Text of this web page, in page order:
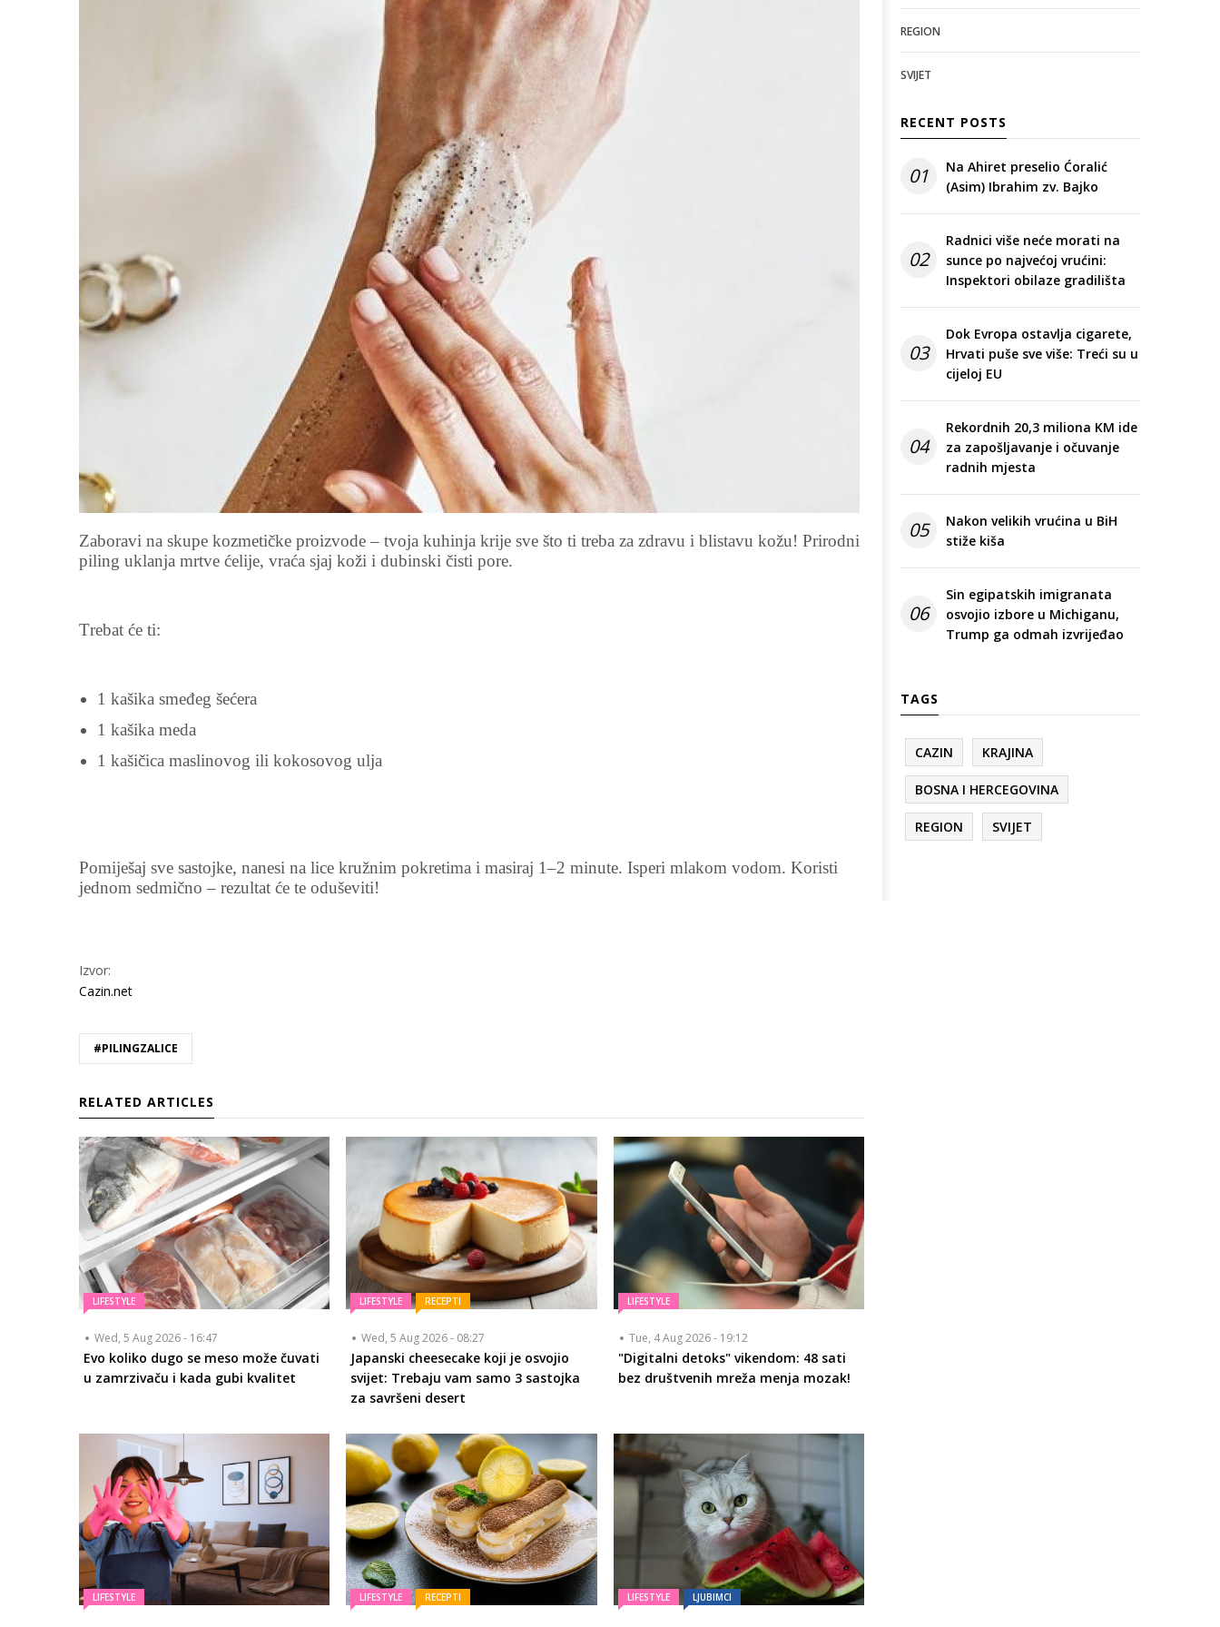
Zaboravi na skupe kozmetičke proizvode – tvoja kuhinja krije sve što ti treba za zdravu i blistavu kožu! Prirodni
piling uklanja mrtve ćelije, vraća sjaj koži i dubinski čisti pore.
Trebat će ti:
1 kašika smeđeg šećera
1 kašika meda
1 kašičica maslinovog ili kokosovog ulja
Pomiješaj sve sastojke, nanesi na lice kružnim pokretima i masiraj 1–2 minute. Isperi mlakom vodom. Koristi
jednom sedmično – rezultat će te oduševiti!
Izvor:
Cazin.net
#PILINGZALICE
RELATED ARTICLES
LIFESTYLE
Wed, 5 Aug 2026 - 16:47
Evo koliko dugo se meso može čuvati
u zamrzivaču i kada gubi kvalitet
LIFESTYLE RECEPTI
Wed, 5 Aug 2026 - 08:27
Japanski cheesecake koji je osvojio
svijet: Trebaju vam samo 3 sastojka
za savršeni desert
LIFESTYLE
Tue, 4 Aug 2026 - 19:12
"Digitalni detoks" vikendom: 48 sati
bez društvenih mreža menja mozak!
LIFESTYLE LIFESTYLE RECEPTI LIFESTYLE LJUBIMCI
REGION
SVIJET
RECENT POSTS
01
Na Ahiret preselio Ćoralić
(Asim) Ibrahim zv. Bajko
02
Radnici više neće morati na
sunce po najvećoj vrućini:
Inspektori obilaze gradilišta
03
Dok Evropa ostavlja cigarete,
Hrvati puše sve više: Treći su u
cijeloj EU
04
Rekordnih 20,3 miliona KM ide
za zapošljavanje i očuvanje
radnih mjesta
05
Nakon velikih vrućina u BiH
stiže kiša
06
Sin egipatskih imigranata
osvojio izbore u Michiganu,
Trump ga odmah izvrijeđao
TAGS
CAZIN KRAJINA
BOSNA I HERCEGOVINA
REGION SVIJET